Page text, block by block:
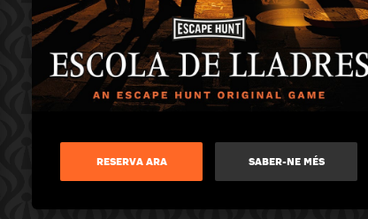
RESERVA ARA SABER-NE MÉS